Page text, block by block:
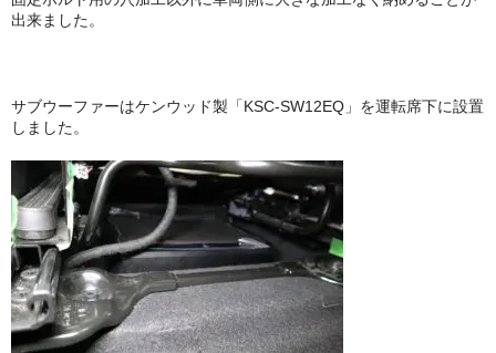
出来ました。
サブウーファーはケンウッド製「KSC-SW12EQ」を運転席下に設置
しました。